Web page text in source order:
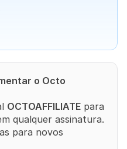
o Octo
OCTOAFFILIATE para
qualquer assinatura.
para novos